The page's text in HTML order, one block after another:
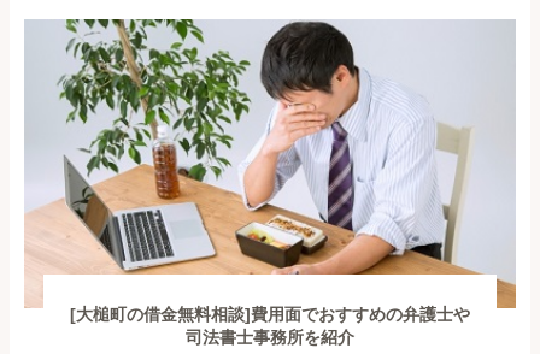
も限界があ...
[大槌町の借金無料相談]費用面でおすすめの弁護士や
司法書士事務所を紹介